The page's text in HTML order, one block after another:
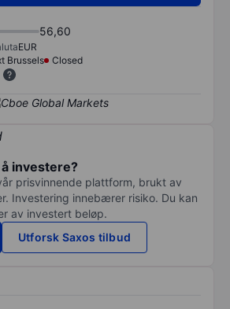
56,60
EUR
Brussels
Closed
investere?
prisvinnende plattform, brukt av
Investering innebærer risiko. Du kan
av investert beløp.
Utforsk Saxos tilbud